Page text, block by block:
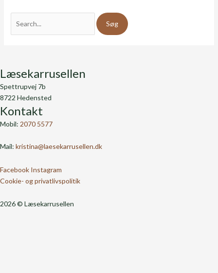
Læsekarrusellen
Spettrupvej 7b
8722 Hedensted
Kontakt
Mobil: 2070 5577
Mail: kristina@laesekarrusellen.dk
Facebook Instagram
Cookie- og privatlivspolitik
2026 © Læsekarrusellen